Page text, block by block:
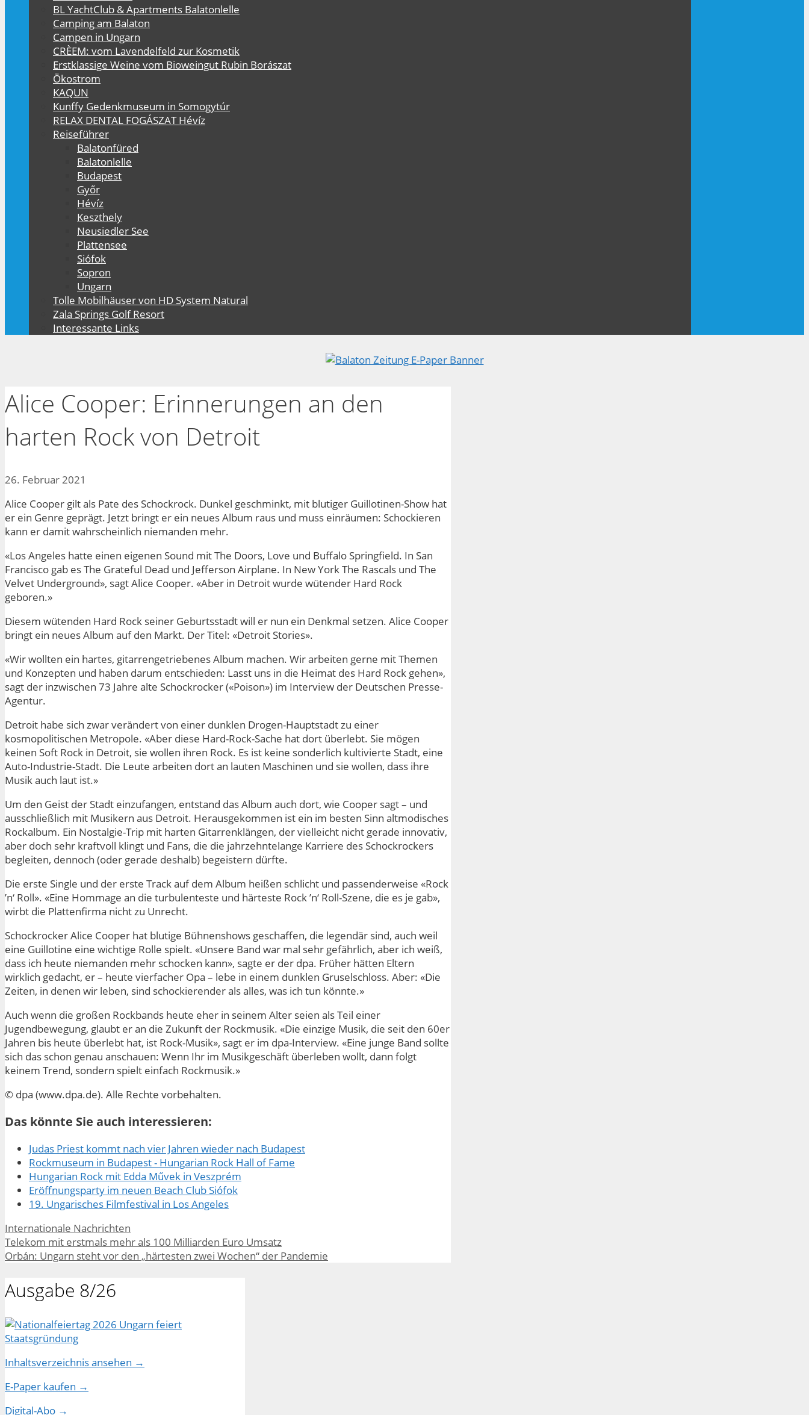
BL YachtClub & Apartments Balatonlelle
Camping am Balaton
Campen in Ungarn
CRÈEM: vom Lavendelfeld zur Kosmetik
Erstklassige Weine vom Bioweingut Rubin Borászat
Ökostrom
KAQUN
Kunffy Gedenkmuseum in Somogytúr
RELAX DENTAL FOGÁSZAT Hévíz
Reiseführer
Balatonfüred
Balatonlelle
Budapest
Győr
Hévíz
Keszthely
Neusiedler See
Plattensee
Siófok
Sopron
Ungarn
Tolle Mobilhäuser von HD System Natural
Zala Springs Golf Resort
Interessante Links
Alice Cooper: Erinnerungen an den
harten Rock von Detroit
26. Februar 2021
Alice Cooper gilt als Pate des Schockrock. Dunkel geschminkt, mit blutiger Guillotinen-Show hat
er ein Genre geprägt. Jetzt bringt er ein neues Album raus und muss einräumen: Schockieren
kann er damit wahrscheinlich niemanden mehr.
«Los Angeles hatte einen eigenen Sound mit The Doors, Love und Buffalo Springfield. In San
Francisco gab es The Grateful Dead und Jefferson Airplane. In New York The Rascals und The
Velvet Underground», sagt Alice Cooper. «Aber in Detroit wurde wütender Hard Rock
geboren.»
Diesem wütenden Hard Rock seiner Geburtsstadt will er nun ein Denkmal setzen. Alice Cooper
bringt ein neues Album auf den Markt. Der Titel: «Detroit Stories».
«Wir wollten ein hartes, gitarrengetriebenes Album machen. Wir arbeiten gerne mit Themen
und Konzepten und haben darum entschieden: Lasst uns in die Heimat des Hard Rock gehen»,
sagt der inzwischen 73 Jahre alte Schockrocker («Poison») im Interview der Deutschen Presse-
Agentur.
Detroit habe sich zwar verändert von einer dunklen Drogen-Hauptstadt zu einer
kosmopolitischen Metropole. «Aber diese Hard-Rock-Sache hat dort überlebt. Sie mögen
keinen Soft Rock in Detroit, sie wollen ihren Rock. Es ist keine sonderlich kultivierte Stadt, eine
Auto-Industrie-Stadt. Die Leute arbeiten dort an lauten Maschinen und sie wollen, dass ihre
Musik auch laut ist.»
Um den Geist der Stadt einzufangen, entstand das Album auch dort, wie Cooper sagt – und
ausschließlich mit Musikern aus Detroit. Herausgekommen ist ein im besten Sinn altmodisches
Rockalbum. Ein Nostalgie-Trip mit harten Gitarrenklängen, der vielleicht nicht gerade innovativ,
aber doch sehr kraftvoll klingt und Fans, die die jahrzehntelange Karriere des Schockrockers
begleiten, dennoch (oder gerade deshalb) begeistern dürfte.
Die erste Single und der erste Track auf dem Album heißen schlicht und passenderweise «Rock
’n‘ Roll». «Eine Hommage an die turbulenteste und härteste Rock ’n‘ Roll-Szene, die es je gab»,
wirbt die Plattenfirma nicht zu Unrecht.
Schockrocker Alice Cooper hat blutige Bühnenshows geschaffen, die legendär sind, auch weil
eine Guillotine eine wichtige Rolle spielt. «Unsere Band war mal sehr gefährlich, aber ich weiß,
dass ich heute niemanden mehr schocken kann», sagte er der dpa. Früher hätten Eltern
wirklich gedacht, er – heute vierfacher Opa – lebe in einem dunklen Gruselschloss. Aber: «Die
Zeiten, in denen wir leben, sind schockierender als alles, was ich tun könnte.»
Auch wenn die großen Rockbands heute eher in seinem Alter seien als Teil einer
Jugendbewegung, glaubt er an die Zukunft der Rockmusik. «Die einzige Musik, die seit den 60er
Jahren bis heute überlebt hat, ist Rock-Musik», sagt er im dpa-Interview. «Eine junge Band sollte
sich das schon genau anschauen: Wenn Ihr im Musikgeschäft überleben wollt, dann folgt
keinem Trend, sondern spielt einfach Rockmusik.»
© dpa (www.dpa.de). Alle Rechte vorbehalten.
Das könnte Sie auch interessieren:
Judas Priest kommt nach vier Jahren wieder nach Budapest
Rockmuseum in Budapest - Hungarian Rock Hall of Fame
Hungarian Rock mit Edda Művek in Veszprém
Eröffnungsparty im neuen Beach Club Siófok
19. Ungarisches Filmfestival in Los Angeles
Kategorien
Internationale Nachrichten
Telekom mit erstmals mehr als 100 Milliarden Euro Umsatz
Orbán: Ungarn steht vor den „härtesten zwei Wochen“ der Pandemie
Ausgabe 8/26
Inhaltsverzeichnis ansehen →
E-Paper kaufen →
Digital-Abo →